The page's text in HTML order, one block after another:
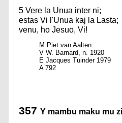
5 Vere la Unua inter ni;
estas Vi l'Unua kaj la Lasta;
venu, ho Jesuo, Vi!
M Piet van Aalten
V W. Barnard, n. 1920
E Jacques Tuinder 1979
A 792
357 Y mambu maku mu